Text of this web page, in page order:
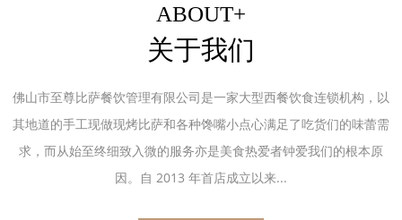
ABOUT+
关于我们
佛山市至尊比萨餐饮管理有限公司是一家大型西餐饮食连锁机构，以
其地道的手工现做现烤比萨和各种馋嘴小点心满足了吃货们的味蕾需
求，而从始至终细致入微的服务亦是美食热爱者钟爱我们的根本原
因。自 2013 年首店成立以来...